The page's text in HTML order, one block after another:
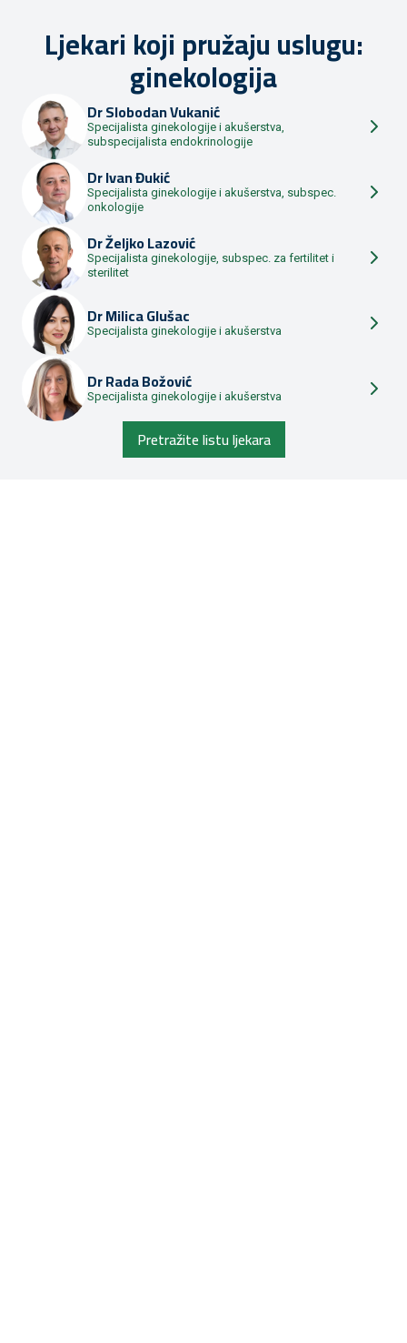
Ljekari koji pružaju uslugu:
ginekologija
DrSlobodan Vukanić
Specijalista ginekologije i akušerstva,
subspecijalista endokrinologije
DrIvan Đukić
Specijalista ginekologije i akušerstva, subspec.
onkologije
DrŽeljko Lazović
Specijalista ginekologije, subspec. za fertilitet i
sterilitet
DrMilica Glušac
Specijalista ginekologije i akušerstva
DrRada Božović
Specijalista ginekologije i akušerstva
Pretražite listu ljekara